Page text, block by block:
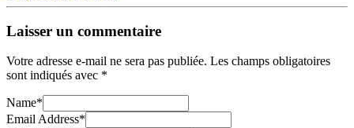
Laisser un commentaire
Votre adresse e-mail ne sera pas publiée. Les champs obligatoires
sont indiqués avec *
Name*
Email Address*